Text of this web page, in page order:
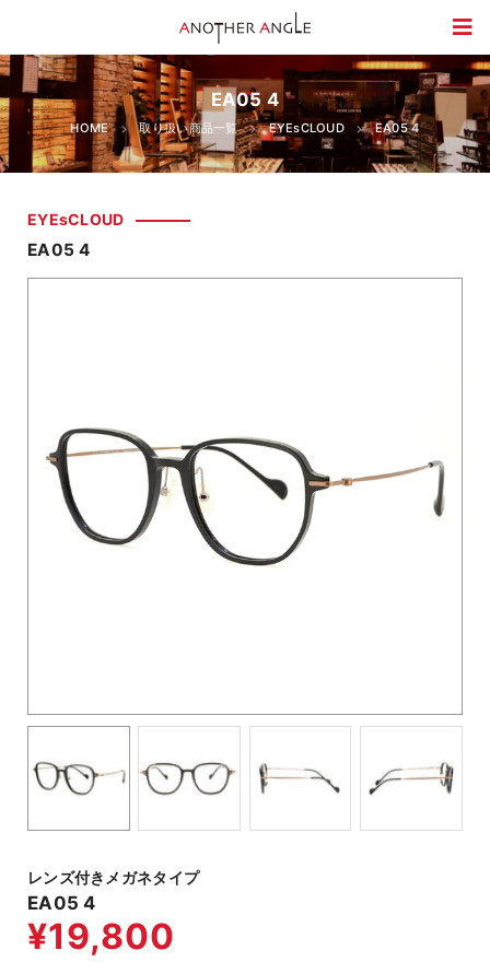
EA05 4
HOME 取り扱い商品一覧 EYEsCLOUD EA05 4
EYEsCLOUD
EA05 4
レンズ付きメガネタイプ
EA05 4